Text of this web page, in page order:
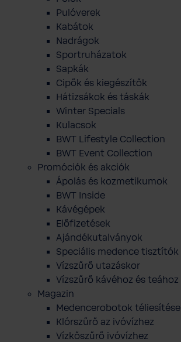
Pulóverek
Kabátok
Nadrágok
Sportruházatok
Sapkák
Cipők és kiegészítők
Hátizsákok és táskák
Winter Specials
Kulacsok
BWT Lifestyle Collection
BWT Event Collection
Promóciók és akciók
Ápolás és kozmetikumok
BWT Inside
Kávégépek
Előfizetések
Ajándékutalványok
Speciális medence tisztítók
Vízszűrő utazáskor
Vízszűrő kávéhoz és teához
Magazin
Medencerobotok téliesítése
Klórszűrő az ivóvízhez
Vízkőszűrő ivóvízhez